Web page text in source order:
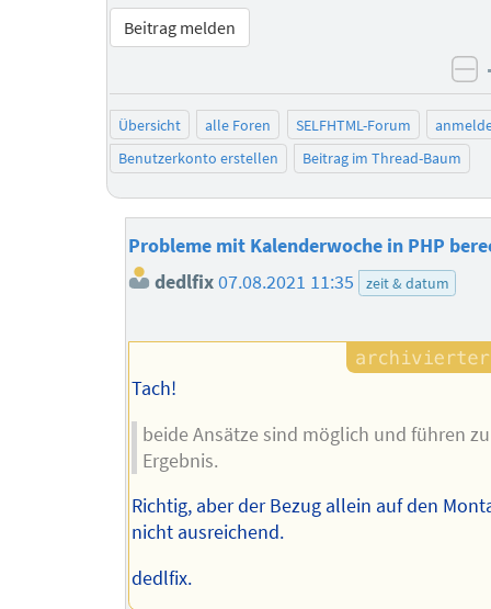
Beitrag melden
Übersicht alle Foren SELFHTML-Forum
Benutzerkonto erstellen
Beitrag im Thread-Baum
Probleme mit Kalenderwoche in PHP
dedlfix07.08.2021 11:35 zeit & datum
Tach!
beide Ansätze sind möglich und führen
Ergebnis.
Richtig, aber der Bezug allein auf den
nicht ausreichend.
dedlfix.